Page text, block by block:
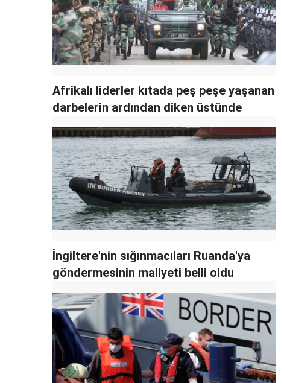
Afrikalı liderler kıtada peş peşe yaşanan
darbelerin ardından diken üstünde
İngiltere'nin sığınmacıları Ruanda'ya
göndermesinin maliyeti belli oldu